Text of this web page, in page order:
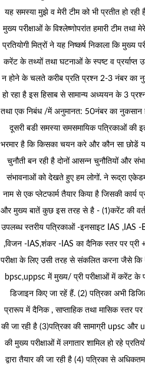
यह समस्या मुझे व मेरी टीम को भी प्रतीत हो रही
मुख्य परीक्षाओं के विश्लेष्णोपरांत हमारी टीम तथा
प्रतियोगी मित्रों ने यह निष्कर्ष निकाला कि मुख्य
करेंट के तथ्यों तथा घटनाओं के स्पष्ट व प्रर्याप्त
न होने के चलते करीब प्रति प्रश्न 2-3 नंबर का
हो रहा है इस हिसाब से सामान्य अध्ययन के 3
तथा एक निबंध /में अनुमानत: 50नंबर का नुकसान
दूसरी बडी समस्या समसमायिक पत्रिकाओं की
भरमार है कि किसका चयन करे और कौन सा छोडें
चुनौती बन रही है दोनों आसन्न चुनौतियों और
संभावनाओं को देखते हुए हम लोगों. ने रूद्रा
नाम से एक प्लेटफार्म तैयार किया है जिसकी कार्य
और मुख्य बातें कुछ इस तरह से है - (1)करेंट की
उपलब्ध स्तरीय पत्रिकाओं -इनसाइट IAS ,IAS -
,विजन -IAS,शंकर -IAS का दैनिक स्तर पर प्री
परीक्षा के लिए उसी तरह से संकलित करना जैसे
bpsc,uppsc में मुख्य/ प्री परीक्षाओं में करेंट के
डिजाइन किए जा रहें हैं. (2) पत्रिका अभी
प्रारूप में दैनिक , साप्ताहिक तथा मासिक स्तर पर
की जा रही है (3)पत्रिका की सामाग्री upsc और
की मुख्य परीक्षाओं में लगातार शामिल हो रहे
द्वारा तैयार की जा रही है (4) पत्रिका से